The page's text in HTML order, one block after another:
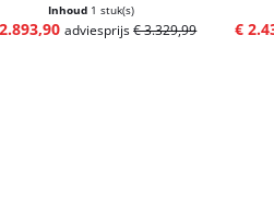
Inhoud 1 stuk(s)
adviesprijs€ 3.329,99 €